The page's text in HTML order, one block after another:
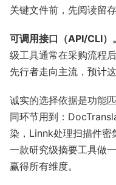
关键文件前，先阅读留存
可调用接口（API/CLI）。
级工具通常在采购流程
先行者走向主流，预计
诚实的选择依据是功能
同环节用到：
染，Linnk处理扫描件密
一款研究级摘要工具做
赢得所有维度。